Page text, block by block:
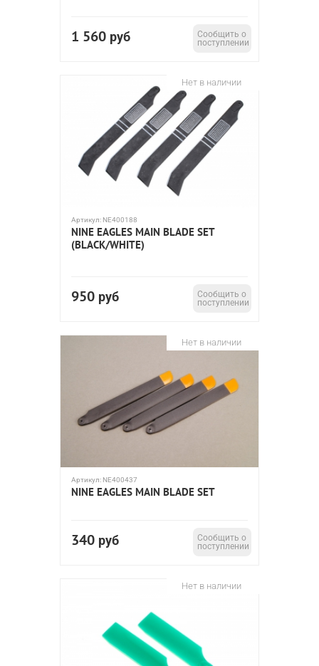
1 560 руб
Сообщить о
поступлении
Нет в наличии
Артикул: NE400188
NINE EAGLES MAIN BLADE SET
(BLACK/WHITE)
950 руб
Сообщить о
поступлении
Нет в наличии
Артикул: NE400437
NINE EAGLES MAIN BLADE SET
340 руб
Сообщить о
поступлении
Нет в наличии